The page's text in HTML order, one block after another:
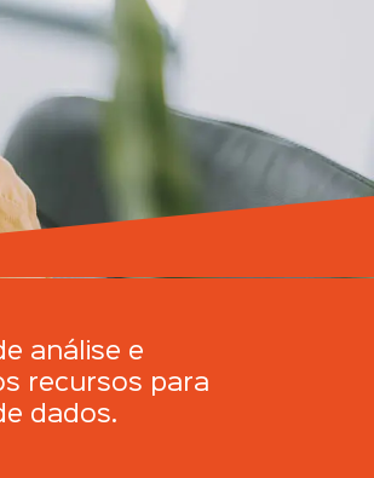
análise e
recursos para
dados.